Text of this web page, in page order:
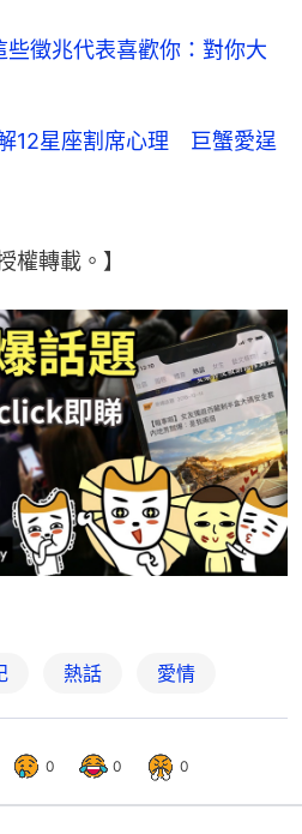
徵兆代表喜歡你：對你大
12星座割席心理 巨蟹愛逞
權轉載。】
熱話 愛情
0 0 0